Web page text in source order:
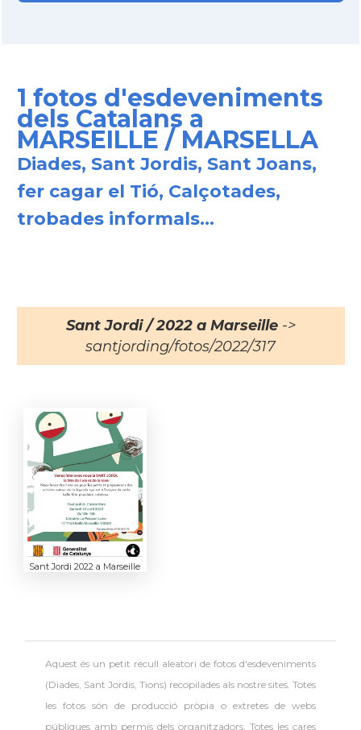
1 fotos d'esdeveniments
dels Catalans a
MARSEILLE / MARSELLA
Diades, Sant Jordis, Sant Joans,
fer cagar el Tió, Calçotades,
trobades informals...
Sant Jordi / 2022 a Marseille->
santjording/fotos/2022/317
Sant Jordi 2022 a Marseille
Aquest és un petit recull aleatori defotos d'esdeveniments
(Diades, Sant Jordis, Tions) recopilades als nostre sites. Totes
les fotos són de producció pròpia o extretes de webs
públiques amb permís dels organitzadors.Totes les cares